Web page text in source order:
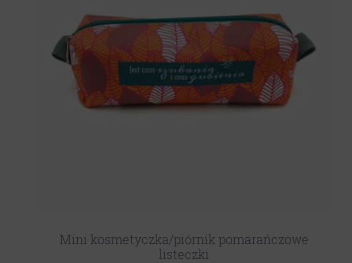
Mini kosmetyczka/piórnik pomarańczowe
listeczki